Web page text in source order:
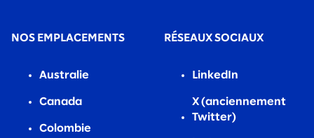
NOS EMPLACEMENTS
Australie
Canada
Colombie
RÉSEAUX SOCIAUX
LinkedIn
X (anciennement
Twitter)